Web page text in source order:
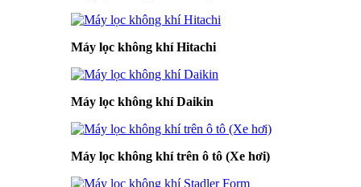
Máy lọc không khí Hitachi
Máy lọc không khí Daikin
Máy lọc không khí trên ô tô (Xe hơi)